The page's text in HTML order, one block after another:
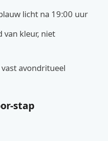
licht na 19:00 uur
van kleur, niet
avondritueel
stap